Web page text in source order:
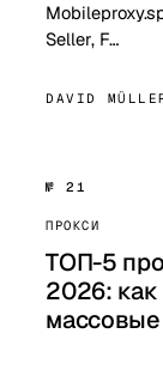
Seller, F…
DAVID
№ 21
ПРОКСИ
ТОП-5
2026: как